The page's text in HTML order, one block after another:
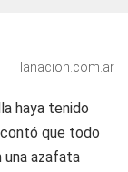
lanacion.com.ar
haya tenido
que todo
una azafata